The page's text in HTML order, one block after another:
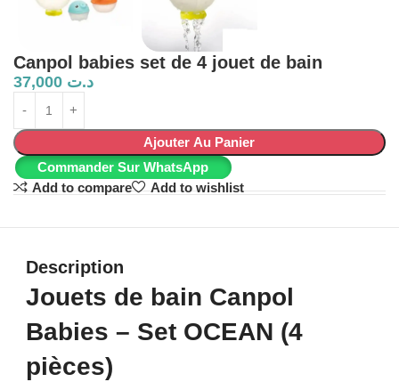
Canpol babies set de 4 jouet de bain
د.ت
Ajouter Au Panier
Commander Sur WhatsApp
Add to compare
Add to wishlist
Description
Jouets de bain Canpol
Babies – Set OCEAN (4
pièces)